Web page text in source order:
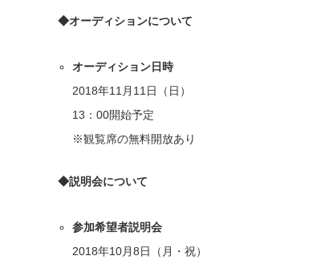
◆オーディションについて
オーディション日時
2018年11月11日（日）
13：00開始予定
※観覧席の無料開放あり
◆説明会について
参加希望者説明会
2018年10月8日（月・祝）